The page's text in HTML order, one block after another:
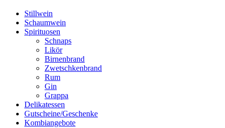
Stillwein
Schaumwein
Spirituosen
Schnaps
Likör
Birnenbrand
Zwetschkenbrand
Rum
Gin
Grappa
Delikatessen
Gutscheine/Geschenke
Kombiangebote